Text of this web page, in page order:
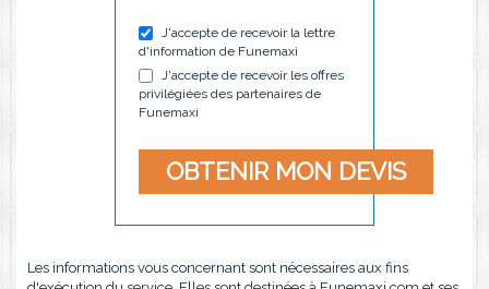
J'accepte de recevoir la lettre
d'information de Funemaxi
J'accepte de recevoir les offres
privilégiées des partenaires de
Funemaxi
Les informations vous concernant sont nécessaires aux fins